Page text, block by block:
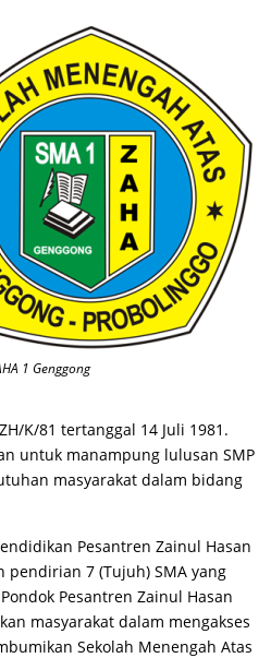
1 Genggong
K/81 tertanggal 14 Juli 1981.
untuk manampung lulusan SMP
masyarakat dalam bidang
Pesantren Zainul Hasan
pendirian 7 (Tujuh) SMA yang
Pesantren Zainul Hasan
masyarakat dalam mengakses
Sekolah Menengah Atas